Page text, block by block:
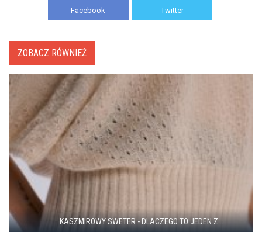
Facebook Twitter
ZOBACZ RÓWNIEŻ
KASZMIROWY SWETER - DLACZEGO TO JEDEN Z...